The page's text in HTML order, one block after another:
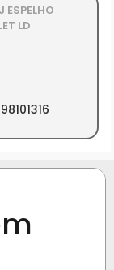
ESPELHO
LD